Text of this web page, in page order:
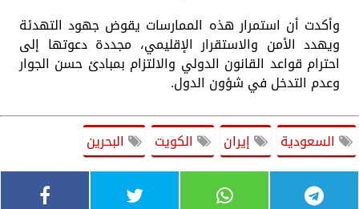
وأكدت أن استمرار هذه الممارسات يقوض جهود التهدئة
ويهدد الأمن والاستقرار الإقليمي، مجددة دعوتها إلى
احترام قواعد القانون الدولي والالتزام بمبادئ حسن الجوار
وعدم التدخل في شؤون الدول.
السعودية إيران الكويت البحرين